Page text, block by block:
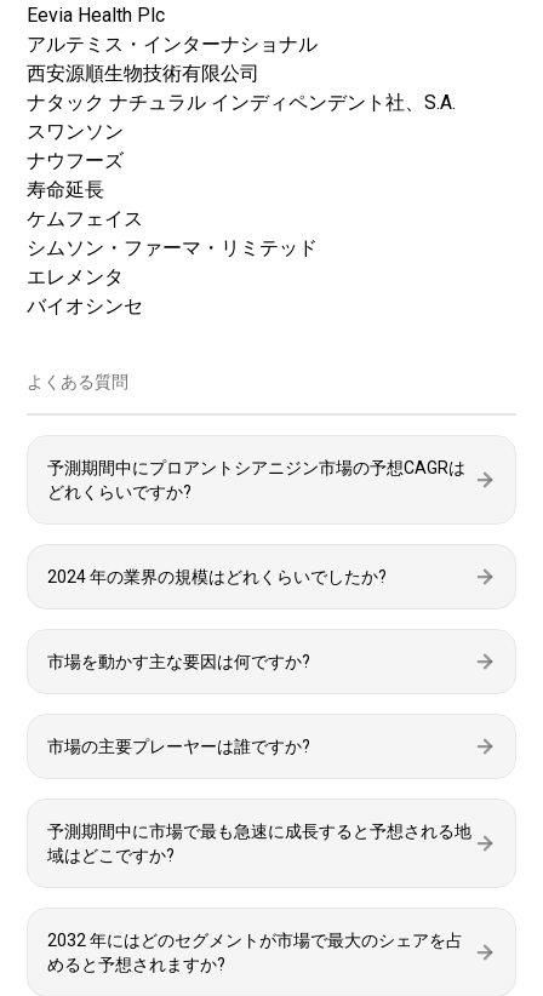
Eevia Health Plc
アルテミス・インターナショナル
西安源順生物技術有限公司
ナタック ナチュラル インディペンデント社、S.A.
スワンソン
ナウフーズ
寿命延長
ケムフェイス
シムソン・ファーマ・リミテッド
エレメンタ
バイオシンセ
よくある質問
予測期間中にプロアントシアニジン市場の予想CAGRは
どれくらいですか?
2024 年の業界の規模はどれくらいでしたか?
市場を動かす主な要因は何ですか?
市場の主要プレーヤーは誰ですか?
予測期間中に市場で最も急速に成長すると予想される地
域はどこですか?
2032 年にはどのセグメントが市場で最大のシェアを占
めると予想されますか?